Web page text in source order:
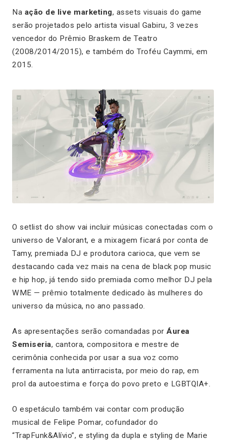
Na ação de live marketing, assets visuais do game
serão projetados pelo artista visual Gabiru, 3 vezes
vencedor do Prêmio Braskem de Teatro
(2008/2014/2015), e também do Troféu Caymmi, em
2015.
O setlist do show vai incluir músicas conectadas com o
universo de Valorant, e a mixagem ficará por conta de
Tamy, premiada DJ e produtora carioca, que vem se
destacando cada vez mais na cena de black pop music
e hip hop, já tendo sido premiada como melhor DJ pela
WME — prêmio totalmente dedicado às mulheres do
universo da música, no ano passado.
As apresentações serão comandadas por Áurea
Semiseria, cantora, compositora e mestre de
cerimônia conhecida por usar a sua voz como
ferramenta na luta antirracista, por meio do rap, em
prol da autoestima e força do povo preto e LGBTQIA+.
O espetáculo também vai contar com produção
musical de Felipe Pomar, cofundador do
“TrapFunk&Alívio”, e styling da dupla e styling de Marie